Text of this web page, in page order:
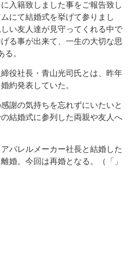
入籍致しました事をご報告致し
にて結婚式を挙げて参りまし
い友人達が見守ってくれる中で
る事が出来て、一生の大切な思
。
役社長・青山光司氏とは、昨年
約発表していた。
謝の気持ちを忘れずにいたいと
結婚式に参列した両親や友人へ
パレルメーカー社長と結婚した
婚。今回は再婚となる。（「」